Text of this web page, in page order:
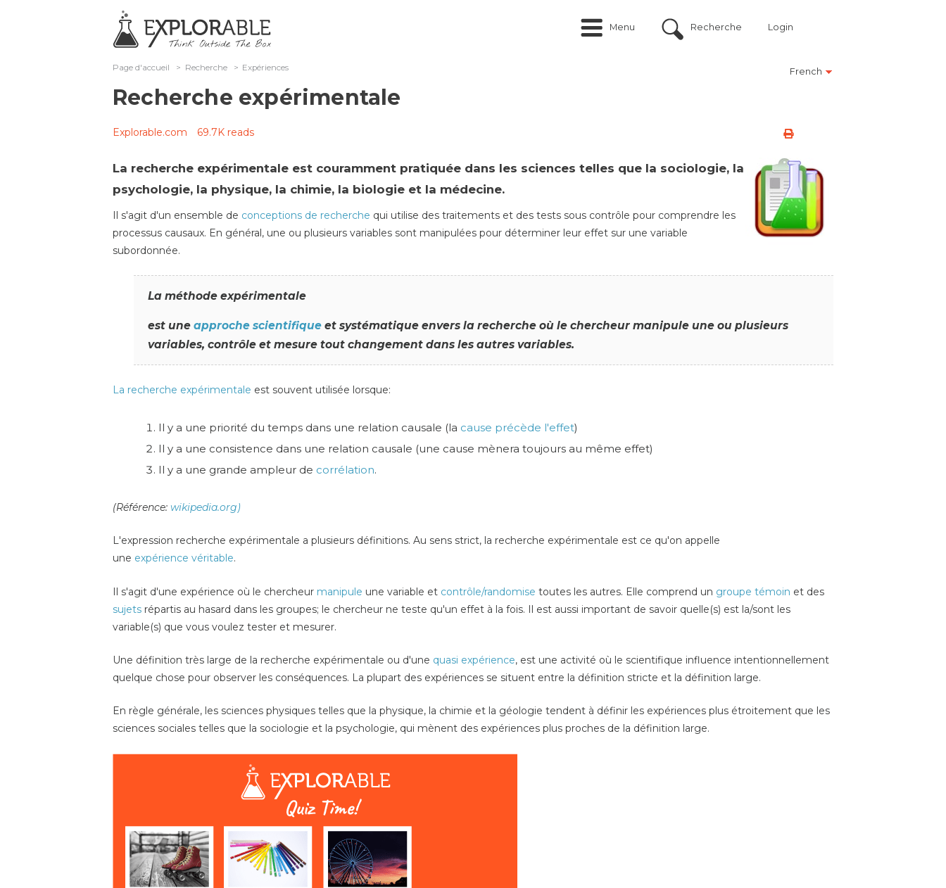
Menu Recherche Login
French
Page d'accueil > Recherche > Expériences
Recherche expérimentale
Explorable.com 69.7K reads
La recherche expérimentale est couramment pratiquée dans les sciences telles que la sociologie, la
psychologie, la physique, la chimie, la biologie et la médecine.
Il s'agit d'un ensemble de conceptions de recherche qui utilise des traitements et des tests sous contrôle pour comprendre les
processus causaux. En général, une ou plusieurs variables sont manipulées pour déterminer leur effet sur une variable
subordonnée.
La méthode expérimentale
est une approche scientifique et systématique envers la recherche où le chercheur manipule une ou plusieurs
variables, contrôle et mesure tout changement dans les autres variables.
La recherche expérimentale est souvent utilisée lorsque:
Il y a une priorité du temps dans une relation causale (la cause précède l'effet)
Il y a une consistence dans une relation causale (une cause mènera toujours au même effet)
Il y a une grande ampleur de corrélation.
(Référence: wikipedia.org)
L'expression recherche expérimentale a plusieurs définitions. Au sens strict, la recherche expérimentale est ce qu'on appelle
une expérience véritable.
Il s'agit d'une expérience où le chercheur manipule une variable et contrôle/randomise toutes les autres. Elle comprend un groupe témoin et des
sujets répartis au hasard dans les groupes; le chercheur ne teste qu'un effet à la fois. Il est aussi important de savoir quelle(s) est la/sont les
variable(s) que vous voulez tester et mesurer.
Une définition très large de la recherche expérimentale ou d'une quasi expérience, est une activité où le scientifique influence intentionnellement
quelque chose pour observer les conséquences. La plupart des expériences se situent entre la définition stricte et la définition large.
En règle générale, les sciences physiques telles que la physique, la chimie et la géologie tendent à définir les expériences plus étroitement que les
sciences sociales telles que la sociologie et la psychologie, qui mènent des expériences plus proches de la définition large.